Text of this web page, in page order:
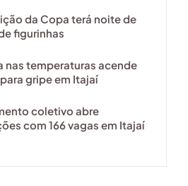
da Copa terá noite de
figurinhas
nas temperaturas acende
gripe em Itajaí
coletivo abre
com 166 vagas em Itajaí